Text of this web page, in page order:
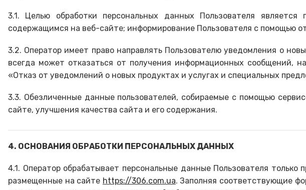
3.1. Целью обработки персональных данных Пользователя
содержащимся на веб-сайте; информирование Пользователя с помощью
3.2. Оператор имеет право направлять Пользователю уведомления о
всегда может отказаться от получения информационных сообщений,
«Отказ от уведомлений о новых продуктах и ​​услугах и специальных
3.3. Обезличенные данные пользователей, собираемые с помощью
сайте, улучшения качества сайта и его содержания.
4. ОСНОВАНИЯ ОБРАБОТКИ ПЕРСОНАЛЬНЫХ ДАННЫХ
4.1. Оператор обрабатывает персональные данные Пользователя
размещенные на сайте https://306.com.ua. Заполняя соответствующие